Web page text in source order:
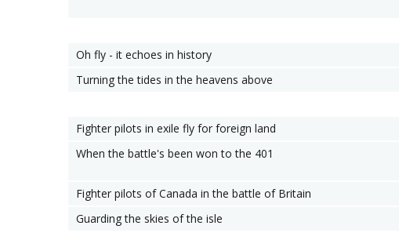
Oh fly - it echoes in history
Turning the tides in the heavens above
Fighter pilots in exile fly for foreign land
When the battle's been won to the 401
Fighter pilots of Canada in the battle of Britain
Guarding the skies of the isle